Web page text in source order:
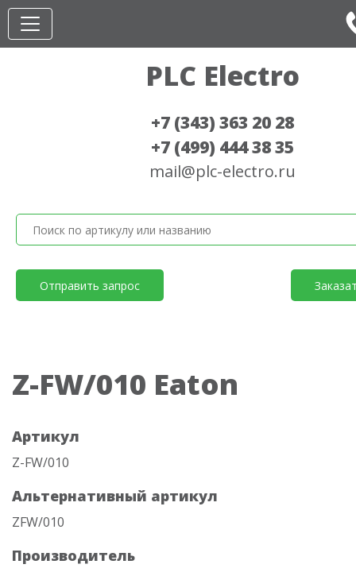
PLC Electro
+7 (343) 363 20 28
+7 (499) 444 38 35
mail@plc-electro.ru
Отправить запрос
Z-FW/010 Eaton
Артикул
Z-FW/010
Альтернативный артикул
ZFW/010
Производитель